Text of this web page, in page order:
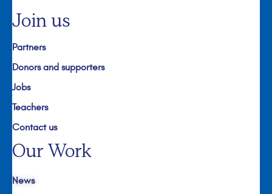
Join us
Partners
Donors and supporters
Jobs
Teachers
Contact us
Our Work
News